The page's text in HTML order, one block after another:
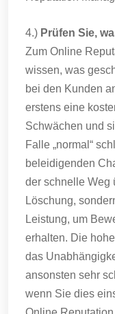
4.) Prüfen Sie,
Zum Online
wissen, was
bei den Kunden
erstens eine
Schwächen und
Falle „normal“
beleidigenden
der schnelle Weg
Löschung,
Leistung, um
erhalten. Die
das
ansonsten sehr
wenn Sie dies